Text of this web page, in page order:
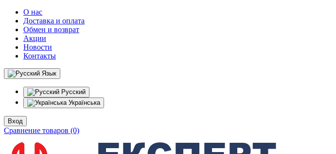
О нас
Доставка и оплата
Обмен и возврат
Акции
Новости
Контакты
Язык
Русский
Українська
Вход
Сравнение товаров (0)